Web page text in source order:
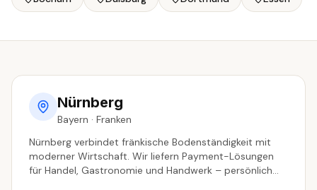
Nürnberg
Bayern · Franken
Nürnberg verbindet fränkische Bodenständigkeit mit
moderner Wirtschaft. Wir liefern Payment-Lösungen
für Handel, Gastronomie und Handwerk – persönlich